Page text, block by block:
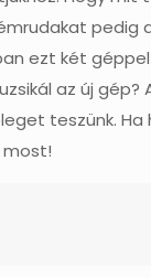
ezt két
az új
teszünk.
most!